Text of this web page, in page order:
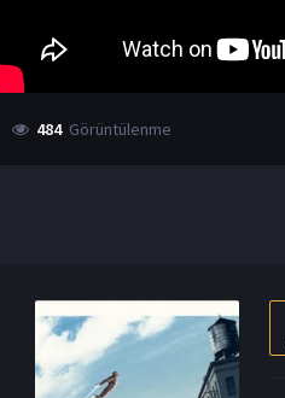
484 Görüntülenme